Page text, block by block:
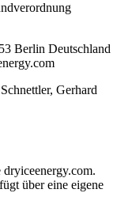
Berlin Deutschland
Gerhard
über eine eigene